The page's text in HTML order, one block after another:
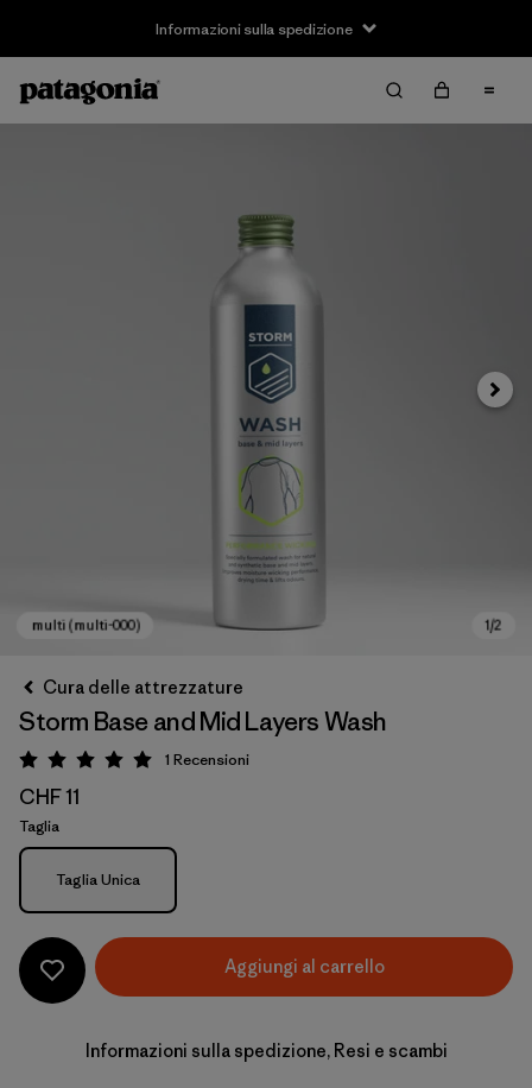
Informazioni sulla spedizione
multi (multi-000)
Avanti
Cura delle attrezzature
Storm Base and Mid Layers Wash
Valutazione: 5 / 5
1 Recensioni
CHF 11
Taglia
Taglia
Taglia Unica
Aggiungi al carrello
Informazioni sulla spedizione, Resi e scambi